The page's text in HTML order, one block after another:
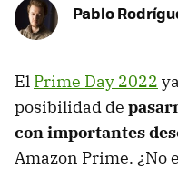
Pablo
El Prime Day 2022
posibilidad de
con importantes
Amazon Prime. ¿No